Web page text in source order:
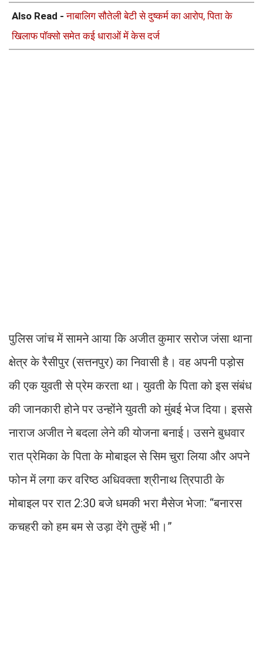
Also Read -नाबालिग सौतेली बेटी से दुष्कर्म का आरोप, पिता के
खिलाफ पॉक्सो समेत कई धाराओं में केस दर्ज
पुलिस जांच में सामने आया कि अजीत कुमार सरोज जंसा थाना
क्षेत्र के रैसीपुर (सत्तनपुर) का निवासी है। वह अपनी पड़ोस
की एक युवती से प्रेम करता था। युवती के पिता को इस संबंध
की जानकारी होने पर उन्होंने युवती को मुंबई भेज दिया। इससे
नाराज अजीत ने बदला लेने की योजना बनाई। उसने बुधवार
रात प्रेमिका के पिता के मोबाइल से सिम चुरा लिया और अपने
फोन में लगा कर वरिष्ठ अधिवक्ता श्रीनाथ त्रिपाठी के
मोबाइल पर रात 2:30 बजे धमकी भरा मैसेज भेजा: “बनारस
कचहरी को हम बम से उड़ा देंगे तुम्हें भी।”